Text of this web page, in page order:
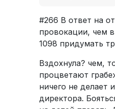
#266 В ответ на
провокации, чем
1098 придумать
Вздохнула? чем,
процветают
ничего не делает
директора.